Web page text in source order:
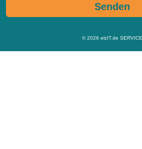
Senden
© 2026 elzIT.de SERVICE